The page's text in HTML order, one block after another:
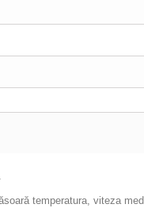
temperatura, viteza